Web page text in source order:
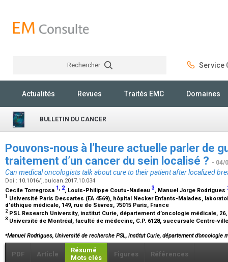
Rechercher Service
Actualités Revues Traités EMC Domaines
BULLETIN DU CANCER
Pouvons-nous à l’heure actuelle parler de
traitement d’un cancer du sein localisé ? - 04/
Can medical oncologists talk about cure to their patient after localized
Doi : 10.1016/j.bulcan.2017.10.034
Cecile Torregrosa 1, 2, Louis-Philippe Coutu-Nadeau 3, Manuel Jorge Rodrigues
1 Université Paris Descartes (EA 4569), hôpital Necker Enfants-Malades,
d’éthique médicale, 149, rue de Sèvres, 75015 Paris, France
2 PSL Research University, institut Curie, département d’oncologie médicale, 26,
3 Université de Montréal, faculté de médecine, C.P. 6128, succursale Centre-
⁎Manuel Rodrigues, Université de recherche PSL, institut Curie, département d’oncologie
PDF Article
Résumé
Mots clés
Figures Références